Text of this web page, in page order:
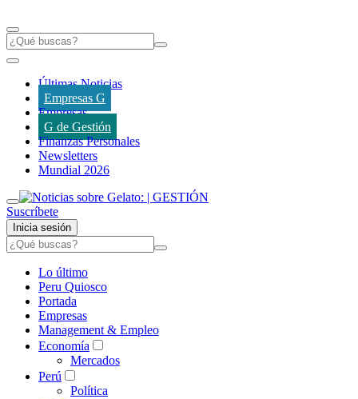
Últimas Noticias
Empresas G
Empresas
G de Gestión
Finanzas Personales
Newsletters
Mundial 2026
Suscríbete
Inicia sesión
Lo último
Peru Quiosco
Portada
Empresas
Management & Empleo
Economía
Mercados
Perú
Política